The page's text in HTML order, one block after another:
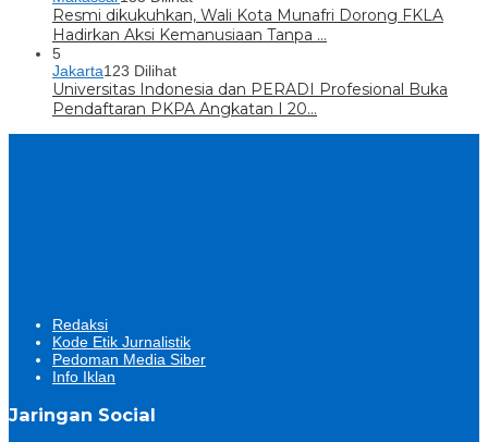
Resmi dikukuhkan, Wali Kota Munafri Dorong FKLA
Hadirkan Aksi Kemanusiaan Tanpa …
5
Jakarta123 Dilihat
Universitas Indonesia dan PERADI Profesional Buka
Pendaftaran PKPA Angkatan I 20…
Redaksi
Kode Etik Jurnalistik
Pedoman Media Siber
Info Iklan
Jaringan Social